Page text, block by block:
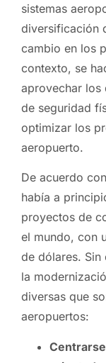
sistemas
diversificación
cambio en los
contexto, se
aprovechar los
de seguridad
optimizar los
aeropuerto.
De acuerdo
había a
proyectos de
el mundo, con
de dólares. Sin
la
diversas que
aeropuertos: